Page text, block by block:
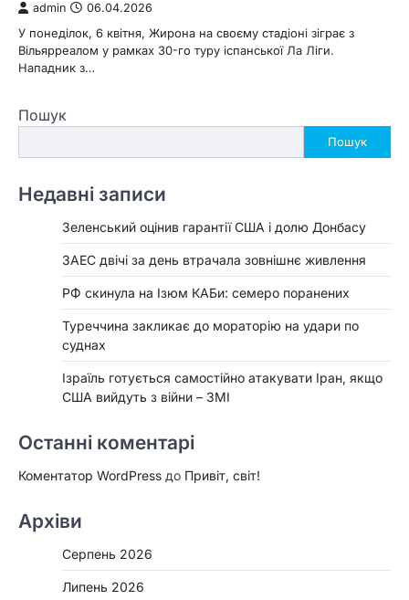
admin 06.04.2026
У понеділок, 6 квітня, Жирона на своєму стадіоні зіграє з
Вільярреалом у рамках 30-го туру іспанської Ла Ліги.
Нападник з…
Пошук
Пошук
Недавні записи
Зеленський оцінив гарантії США і долю Донбасу
ЗАЕС двічі за день втрачала зовнішнє живлення
РФ скинула на Ізюм КАБи: семеро поранених
Туреччина закликає до мораторію на удари по
суднах
Ізраїль готується самостійно атакувати Іран, якщо
США вийдуть з війни – ЗМІ
Останні коментарі
Коментатор WordPress до Привіт, світ!
Архіви
Серпень 2026
Липень 2026